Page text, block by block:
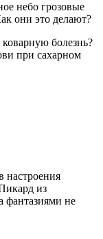
небо грозовые
они это делают?
болезнь?
при сахарном
настроения
из
фантазиями не